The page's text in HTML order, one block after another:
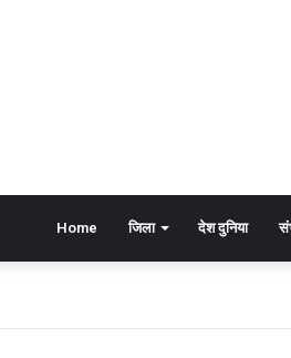
Home जिला देश दुनिया